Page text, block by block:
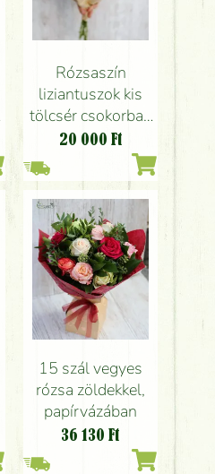
Rózsaszín
liziantuszok kis
tölcsér csokorban
(7 szál)
20 000 Ft
15 szál vegyes
rózsa zöldekkel,
papírvázában
36 130 Ft